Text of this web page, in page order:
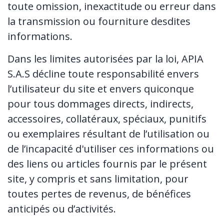
toute omission, inexactitude ou erreur dans
la transmission ou fourniture desdites
informations.
Dans les limites autorisées par la loi, APIA
S.A.S décline toute responsabilité envers
l’utilisateur du site et envers quiconque
pour tous dommages directs, indirects,
accessoires, collatéraux, spéciaux, punitifs
ou exemplaires résultant de l’utilisation ou
de l’incapacité d'utiliser ces informations ou
des liens ou articles fournis par le présent
site, y compris et sans limitation, pour
toutes pertes de revenus, de bénéfices
anticipés ou d’activités.